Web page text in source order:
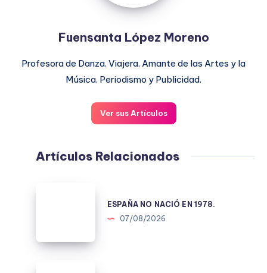
Fuensanta López Moreno
Profesora de Danza. Viajera. Amante de las Artes y la
Música. Periodismo y Publicidad.
Ver sus Artículos
Artículos Relacionados
1978.
ESPAÑA NO NACIÓ EN 1978.
07/08/2026